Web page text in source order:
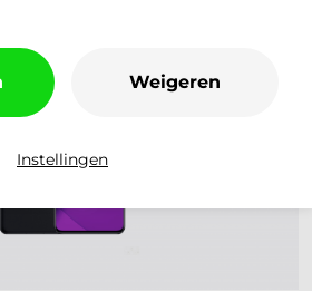
Weigeren
Instellingen